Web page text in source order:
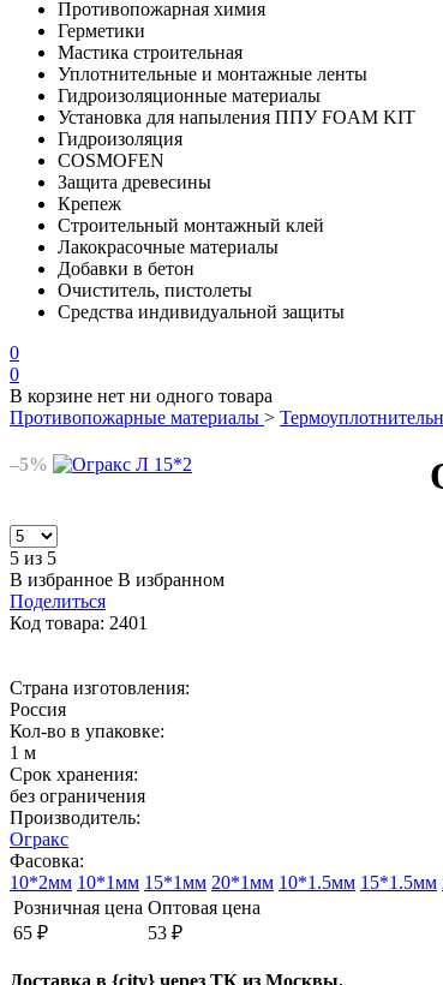
Противопожарная химия
Герметики
Мастика строительная
Уплотнительные и монтажные ленты
Гидроизоляционные материалы
Установка для напыления ППУ FOAM KIT
Гидроизоляция
COSMOFEN
Защита древесины
Крепеж
Строительный монтажный клей
Лакокрасочные материалы
Добавки в бетон
Очиститель, пистолеты
Средства индивидуальной защиты
0
0
В корзине нет ни одного товара
Противопожарные материалы >
–5%
5 из 5
В избранное В избранном
Поделиться
Код товара: 2401
Страна изготовления:
Россия
Кол-во в упаковке:
1 м
Срок хранения:
без ограничения
Производитель:
Огракс
Фасовка:
10*2мм 10*1мм 15*1мм 20*1мм 10*1.5мм 15*1.5мм
Розничная цена
65 ₽
Оптовая цена
53 ₽
Доставка в {city} через ТК из Москвы.